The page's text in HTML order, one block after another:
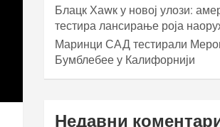
Блацк Хаwк у новој улози:
тестира лансирање роја
Маринци САД тестирали
Бумблебее у Калифорнији
Недавни